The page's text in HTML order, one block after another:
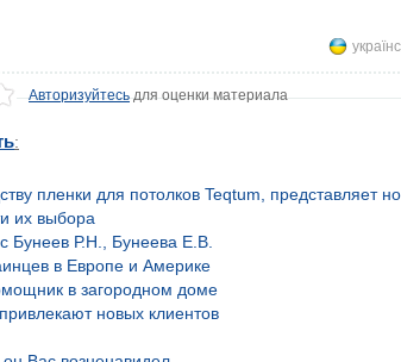
Авторизуйтесьдля оценки материала
:
пленки для потолков Teqtum, представляет
их выбора
Бунеев Р.Н., Бунеева Е.В.
в Европе и Америке
в загородном доме
новых клиентов